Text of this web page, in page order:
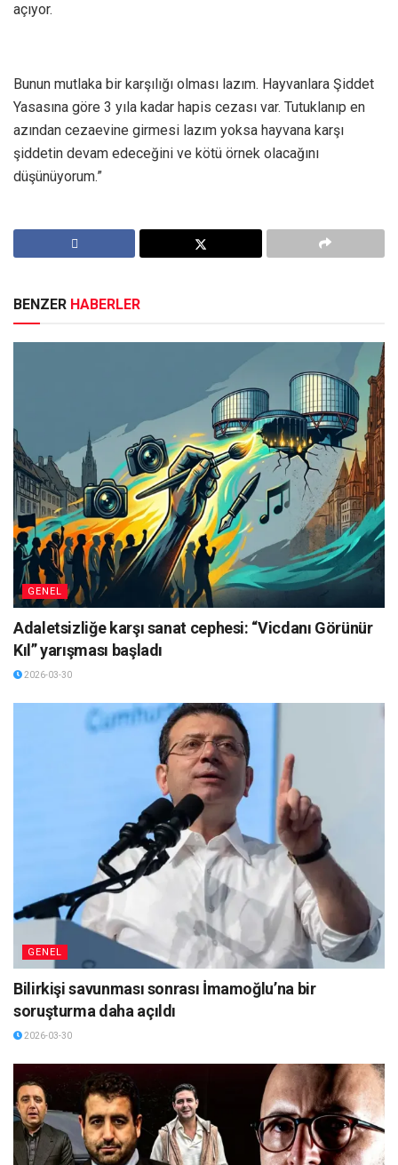
açıyor.
Bunun mutlaka bir karşılığı olması lazım. Hayvanlara Şiddet
Yasasına göre 3 yıla kadar hapis cezası var. Tutuklanıp en
azından cezaevine girmesi lazım yoksa hayvana karşı
şiddetin devam edeceğini ve kötü örnek olacağını
düşünüyorum.”
BENZER HABERLER
GENEL
Adaletsizliğe karşı sanat cephesi: “Vicdanı Görünür
Kıl” yarışması başladı
2026-03-30
GENEL
Bilirkişi savunması sonrası İmamoğlu’na bir
soruşturma daha açıldı
2026-03-30